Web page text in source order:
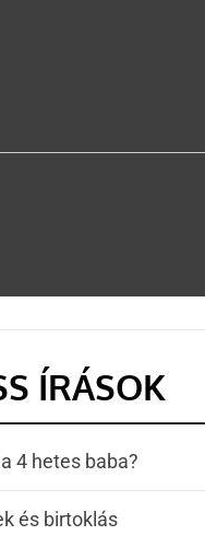
ÍRÁSOK
4 hetes baba?
és birtoklás